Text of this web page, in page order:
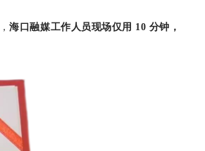
海口融媒工作人员现场仅用 10 分钟，